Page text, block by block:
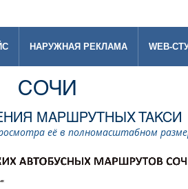
СОЧИ
МАРШРУТНЫХ ТАКСИ
её в полномасштабном
НАРУЖНАЯ РЕКЛАМА WEB-